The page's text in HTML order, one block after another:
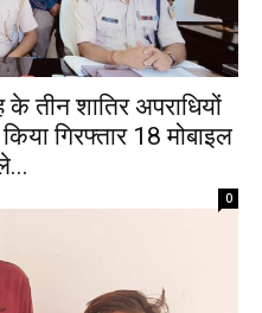
के तीन शातिर अपराधियों
गिरफ्तार 18 मोबाइल
0